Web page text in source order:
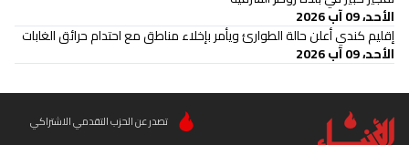
الأحد، 09 آب 2026
إقليم كندي أعلن حالة الطوارئ ويأمر بإخلاء مناطق مع احتدام حرائق الغابات
الأحد، 09 آب 2026
تصدر عن الحزب التقدمي الاشتراكي